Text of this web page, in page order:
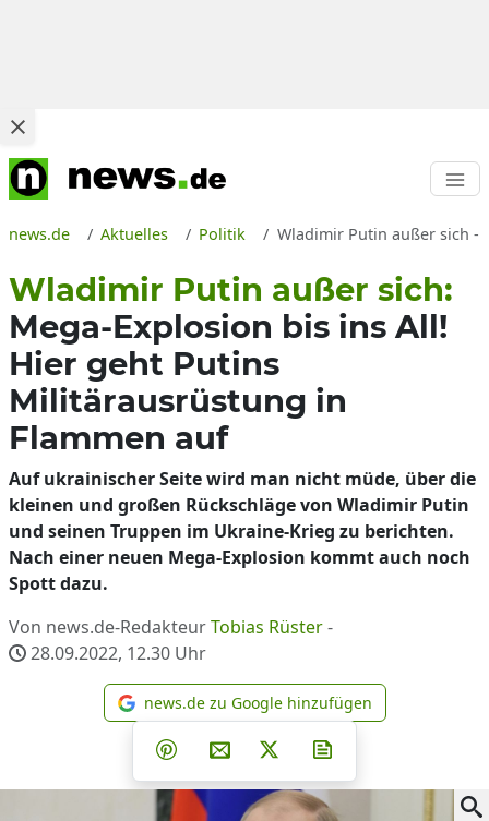
news.de Aktuelles Politik Wladimir Putin außer sich -
Wladimir Putin außer sich:
Mega-Explosion bis ins All!
Hier geht Putins
Militärausrüstung in
Flammen auf
Auf ukrainischer Seite wird man nicht müde, über die
kleinen und großen Rückschläge von Wladimir Putin
und seinen Truppen im Ukraine-Krieg zu berichten.
Nach einer neuen Mega-Explosion kommt auch noch
Spott dazu.
Von news.de-RedakteurTobias Rüster-
28.09.2022, 12.30 Uhr
news.de zu Google
news.de zu Google hinzufügen
Teilen auf Facebook
Teilen auf Whatsapp
Teilen auf Telegram
Teilen auf Pinterest
Per E-Mail teilen
Post auf X